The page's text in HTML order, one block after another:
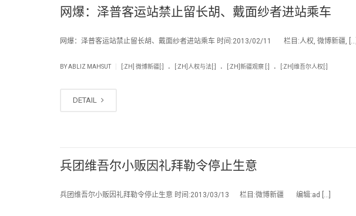
网爆：泽普客运站禁止留长胡、戴面纱者进站乘车
网爆：泽普客运站禁止留长胡、戴面纱者进站乘车 时间:2013/02/11 栏目:人权, 微博新疆, […]
BYABLIZ MAHSUT [:ZH] 微博新疆[:] . [:ZH]人权与法[:] . [:ZH]新疆观察 [:] . [:ZH]维吾尔人权[:]
DETAIL
兵团维吾尔小贩因礼拜勒令停止生意
兵团维吾尔小贩因礼拜勒令停止生意 时间:2013/03/13 栏目:微博新疆 编辑:ad […]